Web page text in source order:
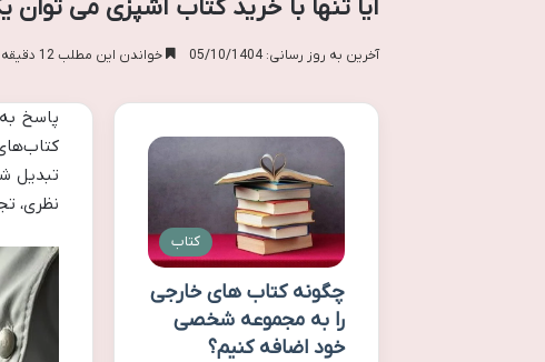
آیا تنها با خرید کتاب آشپزی می
آخرین به روز رسانی: 05/10/1404 خواندن این مطلب 12 دقیقه زمان میبرد
پاسخ
تبدیل
نظری،
کتاب
چگونه کتاب های خارجی
را به مجموعه شخصی
خود اضافه کنیم؟